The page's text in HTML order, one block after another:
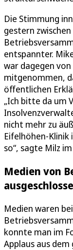
Die Stimmung
gestern
entspannter.
war dagegen
mitgenommen,
öffentlichen
„Ich bitte da um
nicht mehr zu
Eifelhöhen-
so“, sagte Milz
Medien von
Medien waren
konnte man im
Applaus aus